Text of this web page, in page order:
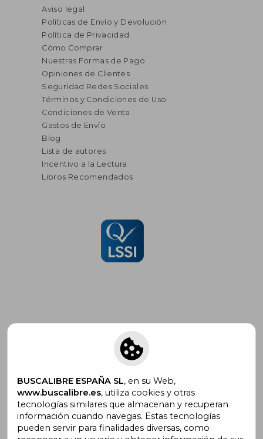
Aviso legal
Políticas de Envío y Devolución
Política de Privacidad
Cómo Comprar
Nuestras Formas de Pago
Opiniones de Clientes
Seguridad Redes Sociales
Términos y Condiciones de Uso
Condiciones de Venta
Gastos de Envío
Blog
Lista de autores
Incentivo a la Lectura
Libros Recomendados
Suscríbete para recibir ofertas y
promociones
¿Necesitas ayuda?
BUSCALIBRE ESPAÑA SL, en su Web,
www.buscalibre.es, utiliza cookies y otras
tecnologías similares que almacenan y recuperan
información cuando navegas. Estas tecnologías
pueden servir para finalidades diversas, como